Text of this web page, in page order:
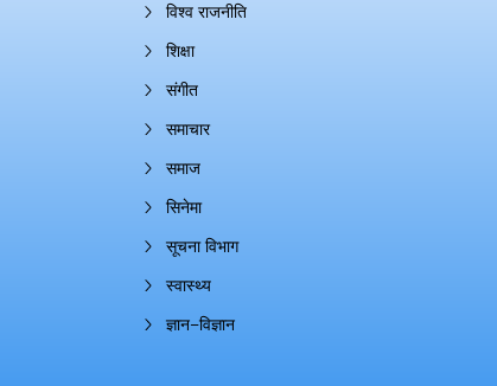
विश्व राजनीति
शिक्षा
संगीत
समाचार
समाज
सिनेमा
सूचना विभाग
स्वास्थ्य
ज्ञान–विज्ञान